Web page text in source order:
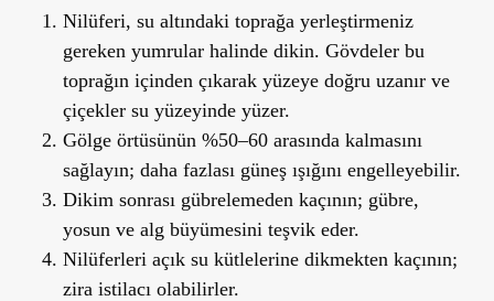
Nilüferi, su altındaki toprağa yerleştirmeniz
gereken yumrular halinde dikin. Gövdeler bu
toprağın içinden çıkarak yüzeye doğru uzanır ve
çiçekler su yüzeyinde yüzer.
Gölge örtüsünün %50–60 arasında kalmasını
sağlayın; daha fazlası güneş ışığını engelleyebilir.
Dikim sonrası gübrelemeden kaçının; gübre,
yosun ve alg büyümesini teşvik eder.
Nilüferleri açık su kütlelerine dikmekten kaçının;
zira istilacı olabilirler.